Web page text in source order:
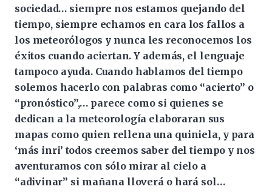
sociedad… siempre nos estamos quejando del
tiempo, siempre echamos en cara los fallos a
los meteorólogos y nunca les reconocemos los
éxitos cuando aciertan. Y además, el lenguaje
tampoco ayuda. Cuando hablamos del tiempo
solemos hacerlo con palabras como “acierto” o
“pronóstico”,… parece como si quienes se
dedican a la meteorología elaboraran sus
mapas como quien rellena una quiniela, y para
‘más inri’ todos creemos saber del tiempo y nos
aventuramos con sólo mirar al cielo a
“adivinar” si mañana lloverá o hará sol…